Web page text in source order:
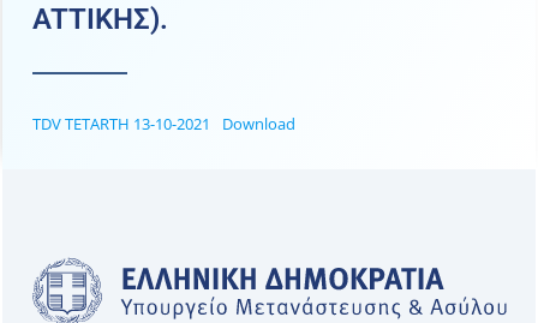
ATTIKHΣ).
TDV TETARTH 13-10-2021 Download